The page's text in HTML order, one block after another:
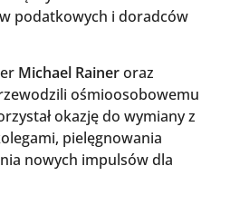
podatkowych i doradców
Michael Raineroraz
ośmioosobowemu
okazję do wymiany z
pielęgnowania
nowych impulsów dla